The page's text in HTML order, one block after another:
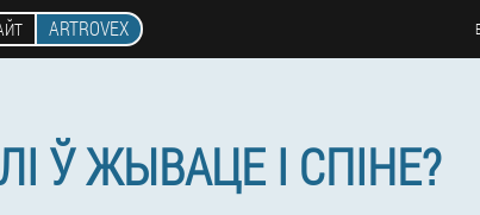
ARTROVEX
Ў ЖЫВАЦЕ І СПІНЕ?